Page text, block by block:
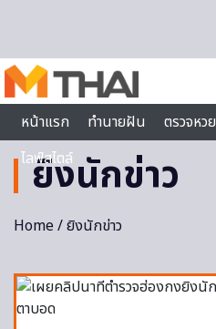
หน้าแรก
ทำนายฝัน ตรวจหวย
ไลฟ์สไตล์
ยิงนักข่าว
Home/ ยิงนักข่าว